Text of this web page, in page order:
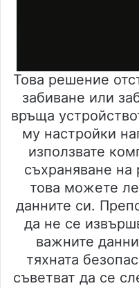
Това решение
забиване или
връща
му настройки
използвате
съхраняване на
това можете
данните си.
да не се
важните
тяхната
съветват да се